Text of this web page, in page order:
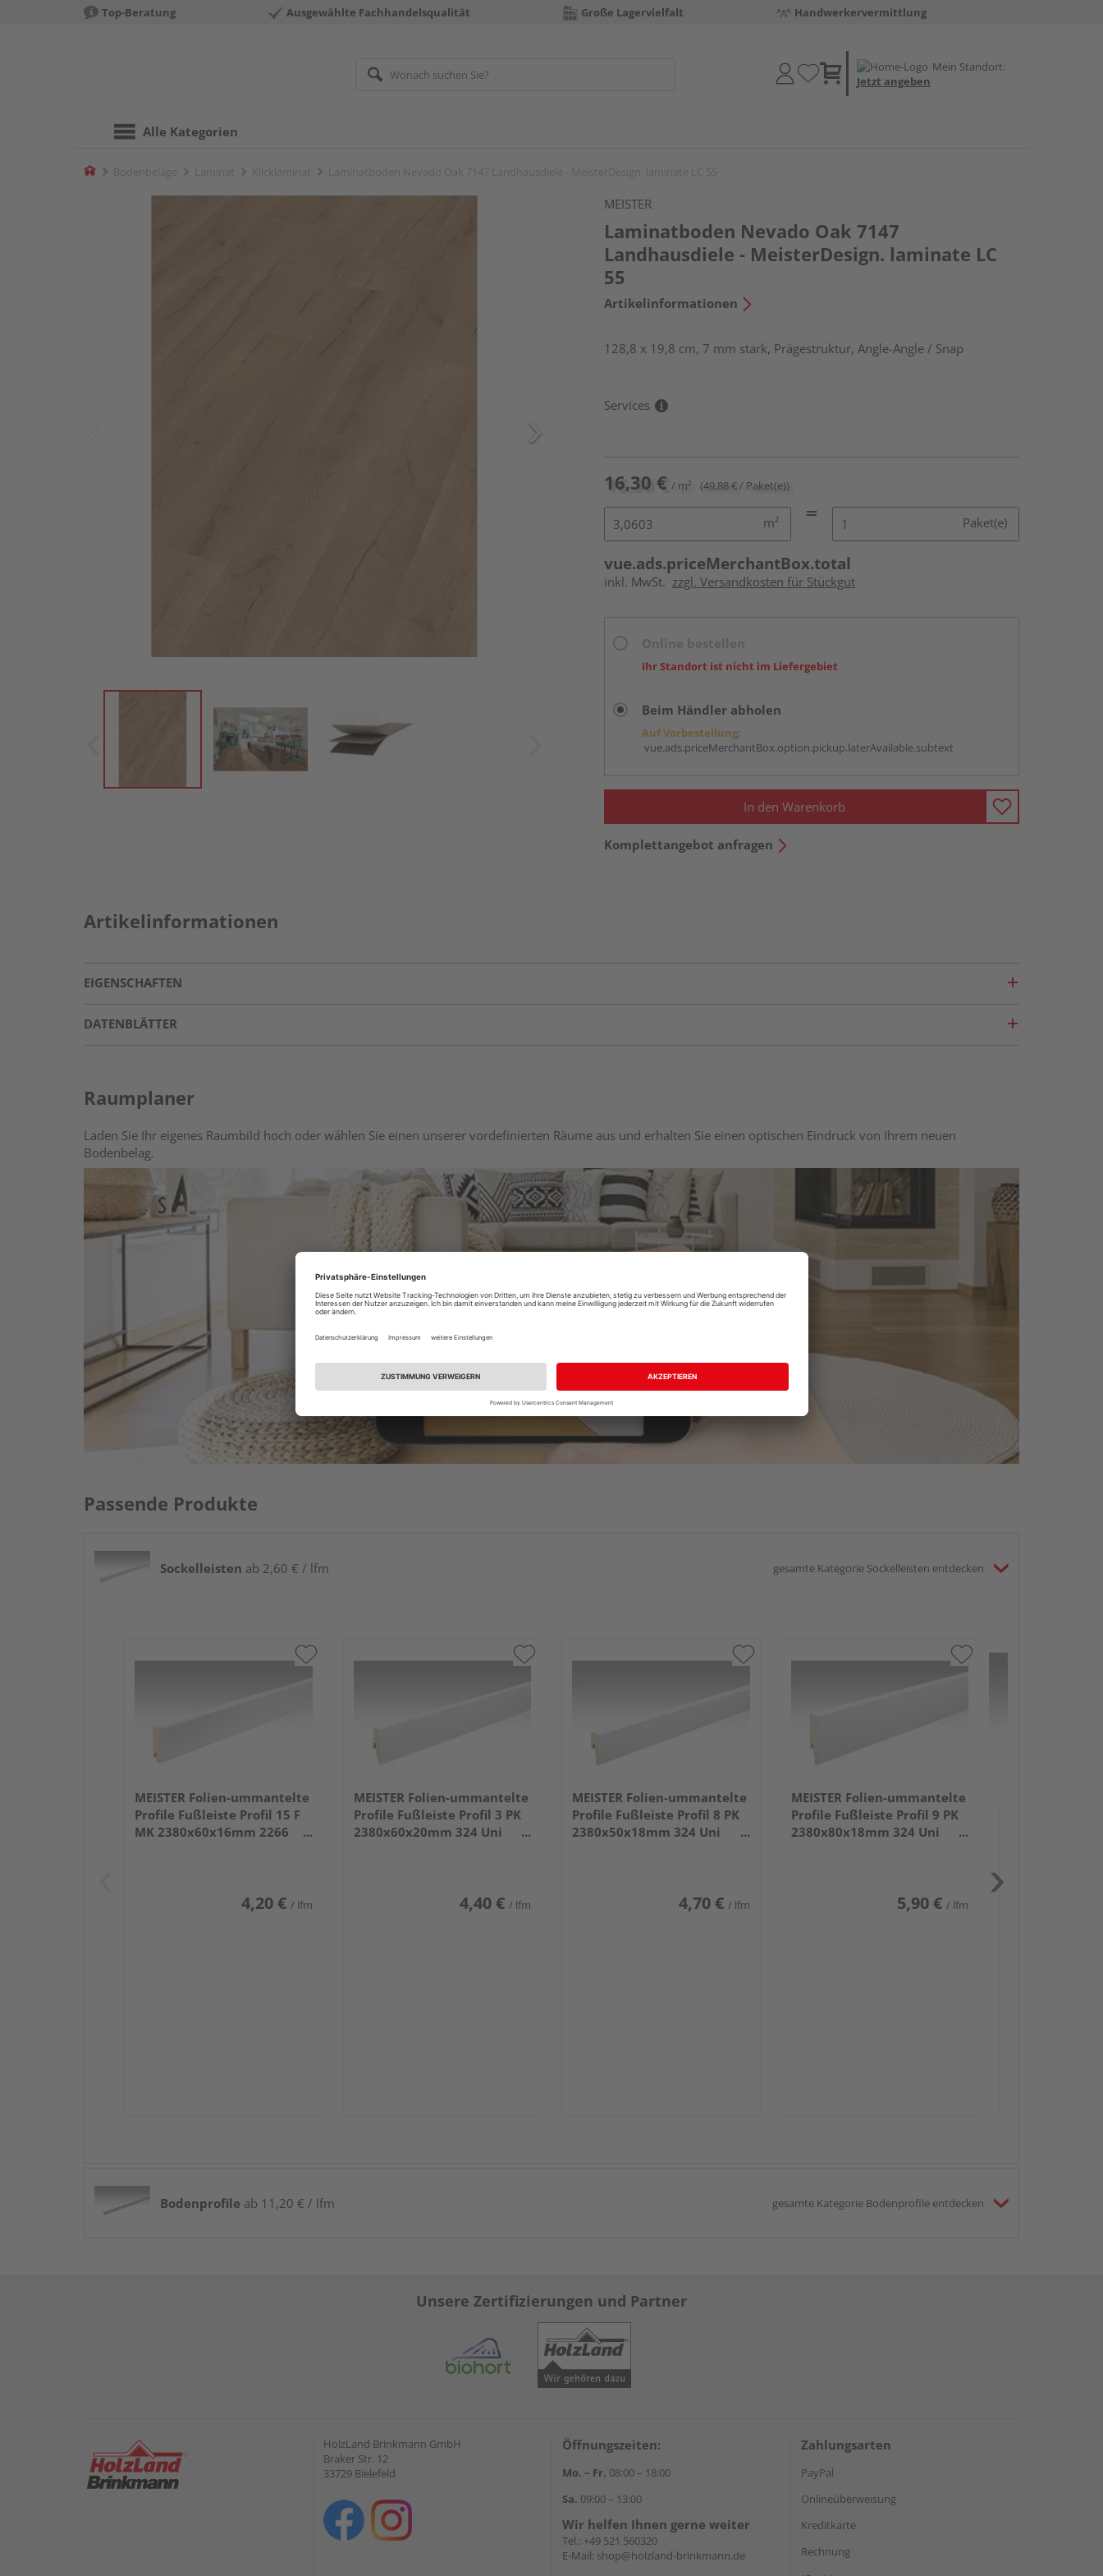
Top-Beratung Ausgewählte Fachhandelsqualität Große Lagervielfalt Handwerkervermittlung
Mein Standort:
Jetzt angeben
Alle Kategorien
Home
MEISTER
Laminatboden Nevado Oak 7147
Landhausdiele - MeisterDesign. laminate LC
55
Artikelinformationen
128,8 x 19,8 cm, 7 mm stark, Prägestruktur, Angle-Angle / Snap
Services
16,30 € / m² (49,88 € / Paket(e))
m² Paket(e)
vue.ads.priceMerchantBox.total
inkl. MwSt. zzgl. Versandkosten für Stückgut
Ihr Standort ist nicht im Liefergebiet
Beim Händler abholen
Auf Vorbestellung:
vue.ads.priceMerchantBox.option.pickup.laterAvailable.subtext
In den Warenkorb
Komplettangebot anfragen
Artikelinformationen
EIGENSCHAFTEN
DATENBLÄTTER
Raumplaner
Laden Sie Ihr eigenes Raumbild hoch oder wählen Sie einen unserer vordefinierten Räume aus und erhalten Sie einen optischen Eindruck von Ihrem neuen
Bodenbelag.
Passende Produkte
Sockelleisten ab 2,60 € / lfm gesamte Kategorie Sockelleisten entdecken
MEISTER Folien-ummantelte
Profile Fußleiste Profil 15 F
MK 2380x60x16mm 2266
4,20 € / lfm
MEISTER Folien-ummantelte
Profile Fußleiste Profil 3 PK
2380x60x20mm 324 Uni
4,40 € / lfm
MEISTER Folien-ummantelte
Profile Fußleiste Profil 8 PK
2380x50x18mm 324 Uni
4,70 € / lfm
MEISTER Folien-ummantelte
Profile Fußleiste Profil 9 PK
2380x80x18mm 324 Uni
5,90 € / lfm
Bodenprofile ab 11,20 € / lfm gesamte Kategorie Bodenprofile entdecken
Unsere Zertifizierungen und Partner
HolzLand Brinkmann GmbH
Braker Str. 12
33729 Bielefeld
Öffnungszeiten:
Mo. – Fr. 08:00 – 18:00
Sa. 09:00 – 13:00
Wir helfen Ihnen gerne weiter
Tel.: +49 521 560320
E-Mail: shop@holzland-brinkmann.de
Zahlungsarten
PayPal
Onlineüberweisung
Kreditkarte
Rechnung